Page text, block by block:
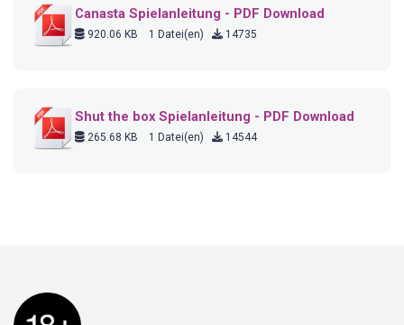
Canasta Spielanleitung - PDF Download
920.06 KB 1 Datei(en) 14735
Shut the box Spielanleitung - PDF Download
265.68 KB 1 Datei(en) 14544